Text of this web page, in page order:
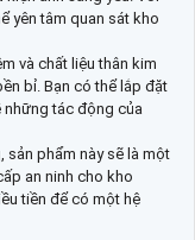
yên tâm quan sát kho
và chất liệu thân kim
bỉ. Bạn có thể lắp đặt
những tác động của
sản phẩm này sẽ là một
an ninh cho kho
tiền để có một hệ